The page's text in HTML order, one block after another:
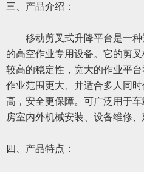
三、 产品介绍：
移动剪叉式升降平台是一
的高空作业专用设备。它的剪
较高的稳定性，宽大的作业平
作业范围更大、并适合多人同
高，安全更保障。可广泛用于
房室内外机械安装、设备维修、
四、 产品特点：